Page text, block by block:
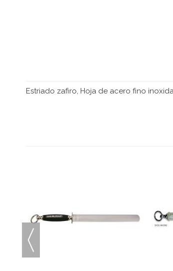
Estriado zafiro, Hoja de acero fino